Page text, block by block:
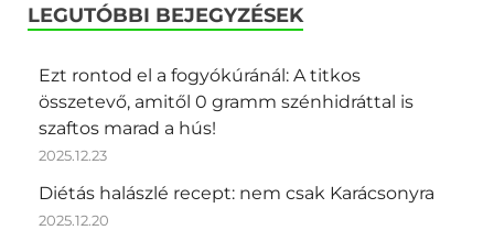
LEGUTÓBBI BEJEGYZÉSEK
Ezt rontod el a fogyókúránál: A titkos
összetevő, amitől 0 gramm szénhidráttal is
szaftos marad a hús!
2025.12.23
Diétás halászlé recept: nem csak Karácsonyra
2025.12.20